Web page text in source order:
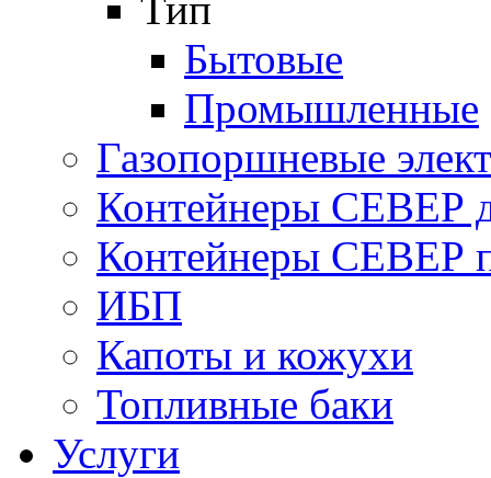
Бытовые
Промышленные
Газопоршневые
Контейнеры СЕВЕР
Контейнеры СЕВЕР
ИБП
Капоты и кожухи
Топливные баки
Услуги